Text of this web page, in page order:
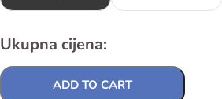
Ukupna cijena:
ADD TO CART